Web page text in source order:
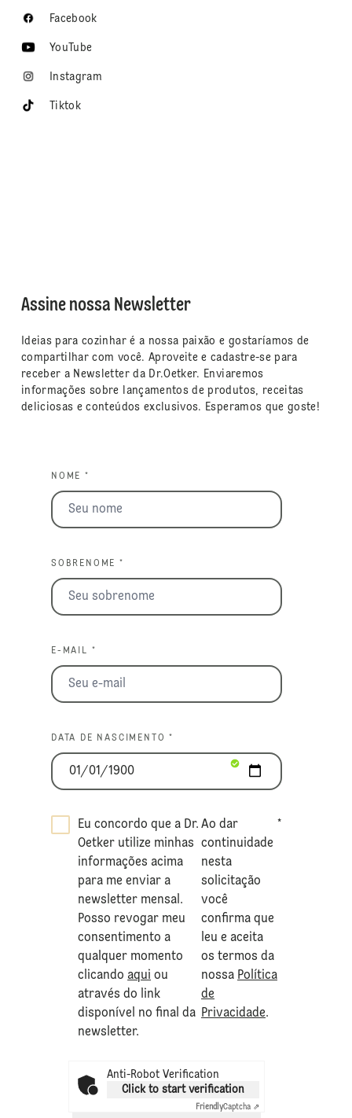
Facebook
YouTube
Instagram
Tiktok
Assine nossa Newsletter
Ideias para cozinhar é a nossa paixão e gostaríamos de
compartilhar com você. Aproveite e cadastre-se para
receber a Newsletter da Dr.Oetker. Enviaremos
informações sobre lançamentos de produtos, receitas
deliciosas e conteúdos exclusivos. Esperamos que goste!
NOME *
SOBRENOME *
E-MAIL *
DATA DE NASCIMENTO *
Eu concordo que a Dr.
Oetker utilize minhas
informações acima
para me enviar a
newsletter mensal.
Posso revogar meu
consentimento a
qualquer momento
clicando aqui ou
através do link
disponível no final da
newsletter.
Ao dar
continuidade
nesta
solicitação
você
confirma que
leu e aceita
os termos da
nossa Política
de
Privacidade.
*
Anti-Robot Verification
Click to start verification
FriendlyCaptcha ⇗